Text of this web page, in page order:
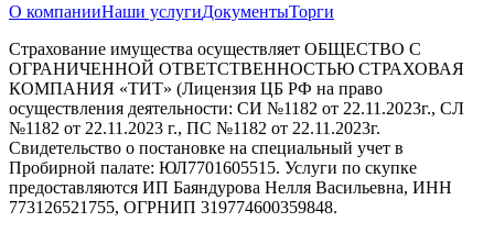
О компанииНаши услугиДокументыТорги
Страхование имущества осуществляет ОБЩЕСТВО С
ОГРАНИЧЕННОЙ ОТВЕТСТВЕННОСТЬЮ СТРАХОВАЯ
КОМПАНИЯ «ТИТ» (Лицензия ЦБ РФ на право
осуществления деятельности: СИ №1182 от 22.11.2023г., СЛ
№1182 от 22.11.2023 г., ПС №1182 от 22.11.2023г.
Свидетельство о постановке на специальный учет в
Пробирной палате: ЮЛ7701605515. Услуги по скупке
предоставляются ИП Баяндурова Нелля Васильевна, ИНН
773126521755, ОГРНИП 319774600359848.